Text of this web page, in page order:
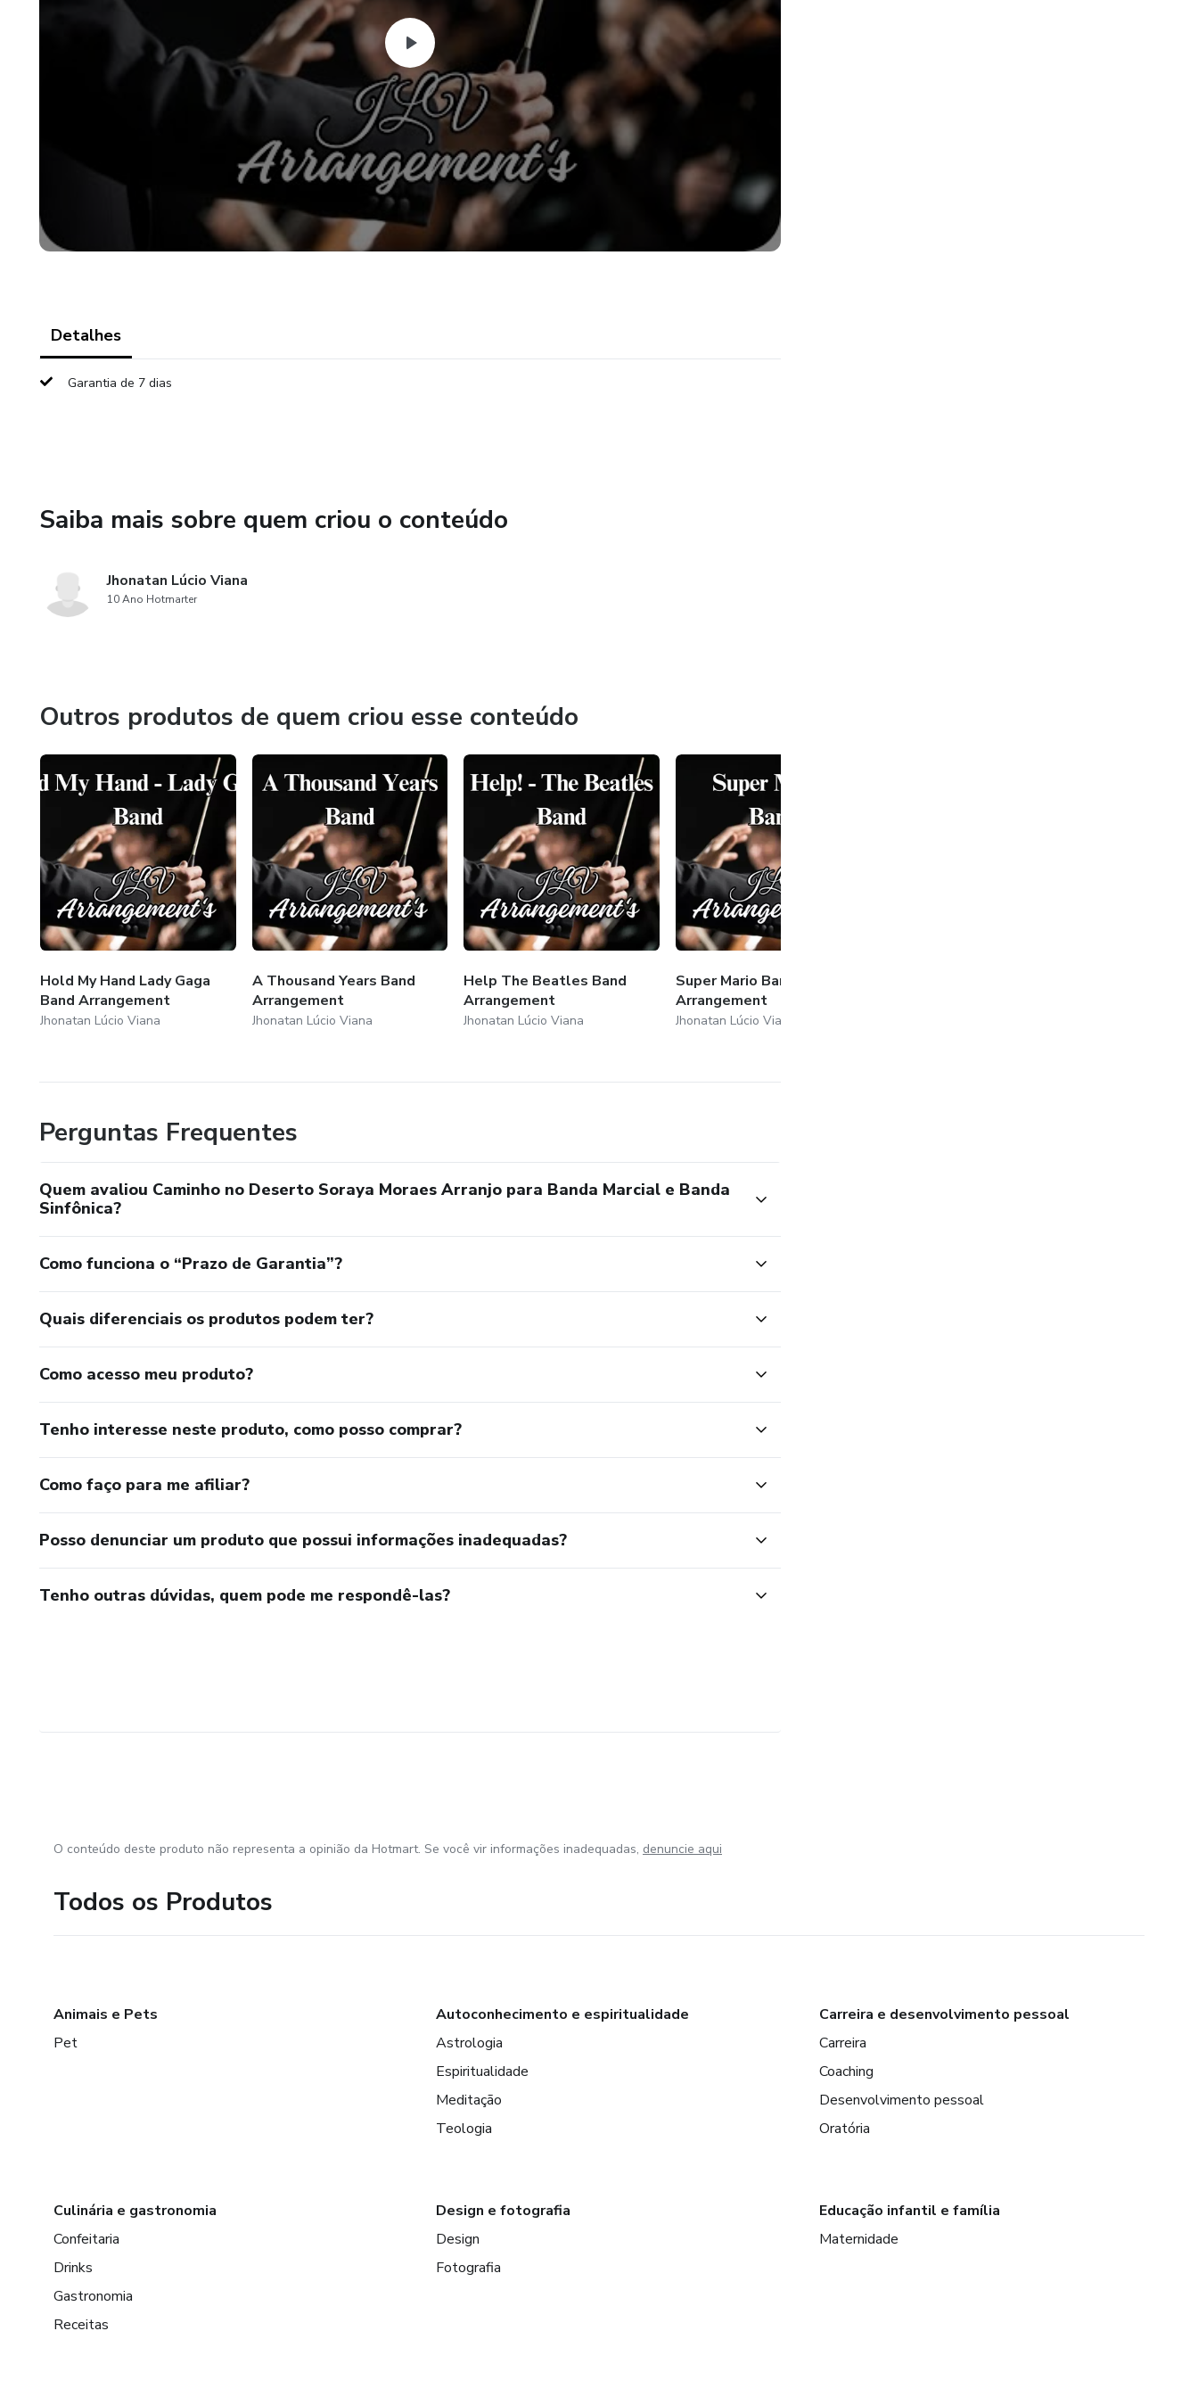
oportunidade de experimentar a beleza de "Caminho no Deserto" com sua banda sinfônica!
Clique agora para se envolver nos sons edificantes trazidos à vida por esta adaptação
sinfônica.
Detalhes
Garantia de 7 dias
Saiba mais sobre quem criou o conteúdo
Jhonatan Lúcio Viana
10 Ano Hotmarter
Outros produtos de quem criou esse conteúdo
Hold My Hand Lady Gaga
Band Arrangement
Jhonatan Lúcio Viana
A Thousand Years Band
Arrangement
Jhonatan Lúcio Viana
Help The Beatles Band
Arrangement
Jhonatan Lúcio Viana
Super Mario Band
Arrangement
Jhonatan Lúcio Viana
Perguntas Frequentes
Quem avaliou Caminho no Deserto Soraya Moraes Arranjo para Banda Marcial e Banda
Sinfônica?
Como funciona o “Prazo de Garantia”?
Quais diferenciais os produtos podem ter?
Como acesso meu produto?
Tenho interesse neste produto, como posso comprar?
Como faço para me afiliar?
Posso denunciar um produto que possui informações inadequadas?
Tenho outras dúvidas, quem pode me respondê-las?
O conteúdo deste produto não representa a opinião da Hotmart. Se você vir informações inadequadas, denuncie aqui
Todos os Produtos
Animais e Pets
Pet
Autoconhecimento e espiritualidade
Astrologia
Espiritualidade
Meditação
Teologia
Carreira e desenvolvimento pessoal
Carreira
Coaching
Desenvolvimento pessoal
Oratória
Culinária e gastronomia
Confeitaria
Drinks
Gastronomia
Receitas
Design e fotografia
Design
Fotografia
Educação infantil e família
Maternidade